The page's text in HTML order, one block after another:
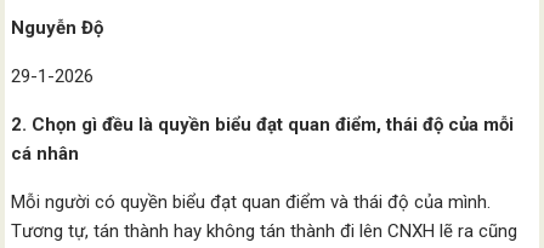
Nguyễn Độ
29-1-2026
2. Chọn gì đều là quyền biểu đạt quan điểm, thái độ của mỗi
cá nhân
Mỗi người có quyền biểu đạt quan điểm và thái độ của mình.
Tương tự, tán thành hay không tán thành đi lên CNXH lẽ ra cũng